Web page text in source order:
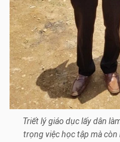
Triết lý giáo dục lấy dân
trọng việc học tập mà